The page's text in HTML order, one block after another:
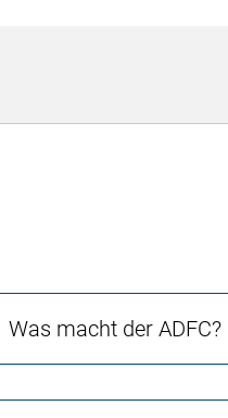
Was macht der ADFC?